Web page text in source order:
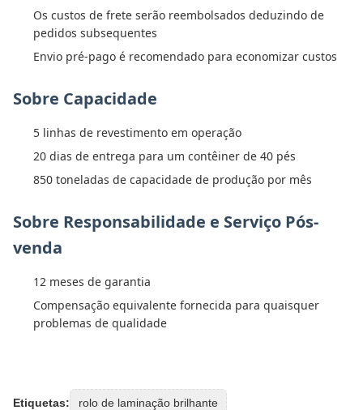
Os custos de frete serão reembolsados deduzindo de
pedidos subsequentes
Envio pré-pago é recomendado para economizar custos
Sobre Capacidade
5 linhas de revestimento em operação
20 dias de entrega para um contêiner de 40 pés
850 toneladas de capacidade de produção por mês
Sobre Responsabilidade e Serviço Pós-
venda
12 meses de garantia
Compensação equivalente fornecida para quaisquer
problemas de qualidade
Etiquetas: rolo de laminação brilhante